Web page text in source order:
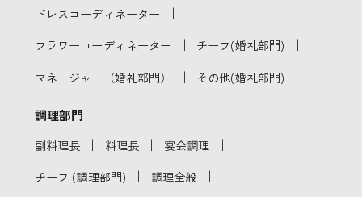
ドレスコーディネーター ｜
フラワーコーディネーター ｜ チーフ(婚礼部門) ｜
マネージャー（婚礼部門） ｜ その他(婚礼部門)
調理部門
副料理長 ｜ 料理長 ｜ 宴会調理 ｜
チーフ (調理部門) ｜ 調理全般 ｜